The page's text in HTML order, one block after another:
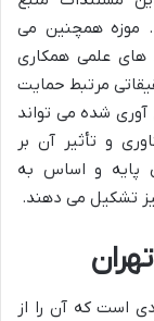
موزه همچنین می
های علمی همکاری
مرتبط حمایت
شده می تواند
و تأثیر آن بر
پایه و اساس به
تشکیل می دهند.
است که آن را از